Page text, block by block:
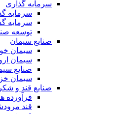
سرمایه گذاری
سرمایه
سرمایه
توسعه‌
صنایع سیمان
سیمان
سیمان
صنایع
سیمان
صنایع قند و شکر
فرآورده
قند